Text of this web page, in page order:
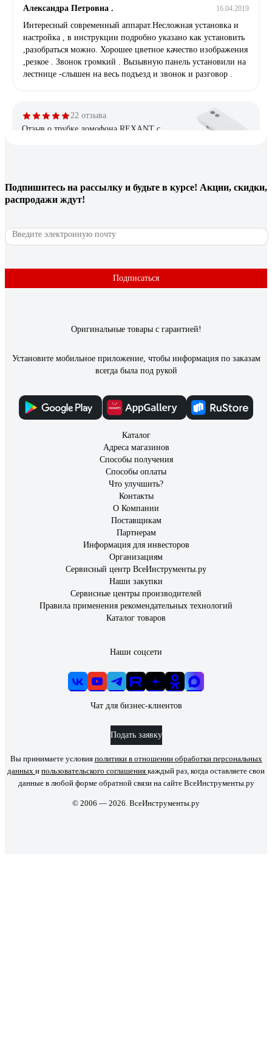
Александра Петровна . 16.04.2019
Интересный современный аппарат.Несложная установка и
настройка , в инструкции подробно указано как установить
,разобраться можно. Хорошее цветное качество изображения
,резкое . Звонок громкий . Вызывную панель установили на
лестнице -слышен на весь подъезд и звонок и разговор .
22 отзыва
Отзыв о трубке домофона REXANT с
Все работает.
1 отзыв
к Minimir Home, через приложение можно посмотреть, кто у
движения - пишет, если кто-то просто прошёл мимо, удобно
для контроля. Монтаж простой, внешний вид стильный -
чёрный корпус смотрится аккуратно. В целом, надёжный
Подпишитесь на рассылку и будьте в курсе! Акции, скидки,
распродажи ждут!
Подписаться
Оригинальные товары с гарантией!
Установите мобильное приложение, чтобы информация по заказам
всегда была под рукой
Каталог
Адреса магазинов
Способы получения
Способы оплаты
Что улучшить?
Контакты
О Компании
Поставщикам
Партнерам
Информация для инвесторов
Организациям
Сервисный центр ВсеИнструменты.ру
Наши закупки
Сервисные центры производителей
Правила применения рекомендательных технологий
Каталог товаров
Наши соцсети
Чат для бизнес-клиентов
Подать заявку
Вы принимаете условия политики в отношении обработки персональных
данных и пользовательского соглашения каждый раз, когда оставляете свои
данные в любой форме обратной связи на сайте ВсеИнструменты.ру
© 2006 — 2026. ВсеИнструменты.ру